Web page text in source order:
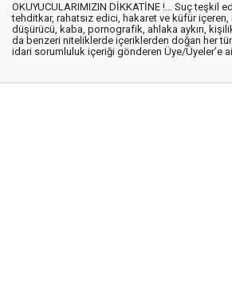
OKUYUCULARIMIZIN DİKKATİNE !... Suç teşkil
tehditkar, rahatsız edici, hakaret ve küfür içeren,
düşürücü, kaba, pornografik, ahlaka aykırı,
da benzeri niteliklerde içeriklerden doğan her
idari sorumluluk içeriği gönderen Üye/Üyeler’e